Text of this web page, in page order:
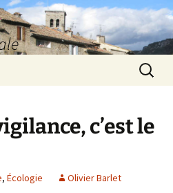
c’est le
, Écologie Olivier Barlet